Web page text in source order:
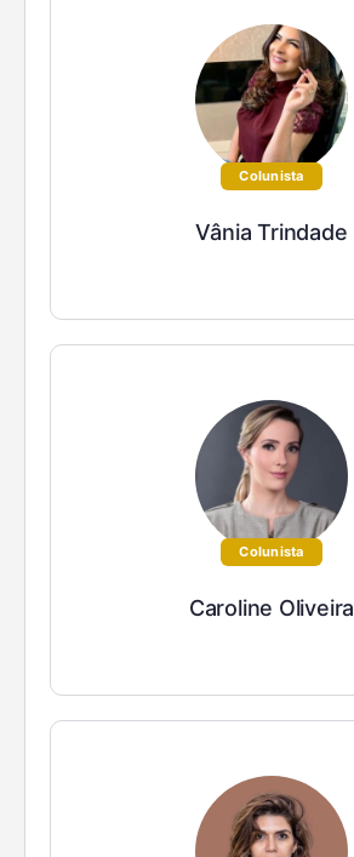
Colunista
Vânia Trindade
Colunista
Caroline Oliveira